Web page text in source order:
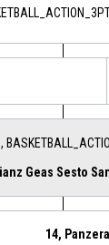
,
Geas Sesto
14,